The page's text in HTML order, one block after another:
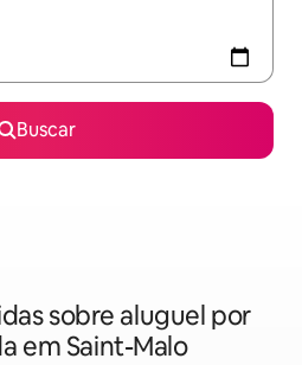
Buscar
sobre aluguel por
em Saint-Malo